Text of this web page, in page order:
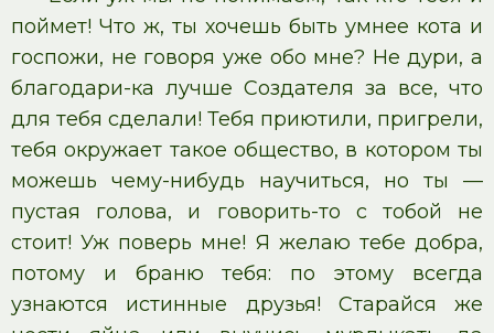
поймет! Что ж, ты хочешь быть умнее кота и
госпожи, не говоря уже обо мне? Не дури, а
благодари-ка лучше Создателя за все, что
для тебя сделали! Тебя приютили, пригрели,
тебя окружает такое общество, в котором ты
можешь чему-нибудь научиться, но ты —
пустая голова, и говорить-то с тобой не
стоит! Уж поверь мне! Я желаю тебе добра,
потому и браню тебя: по этому всегда
узнаются истинные друзья! Старайся же